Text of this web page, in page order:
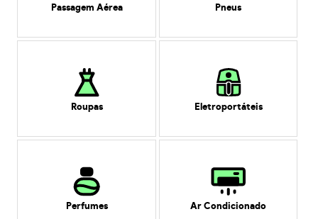
Passagem Aérea Pneus
Roupas Eletroportáteis
Perfumes Ar Condicionado